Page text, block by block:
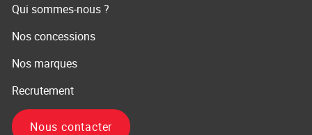
Qui sommes-nous ?
Nos concessions
Nos marques
Recrutement
Nous contacter